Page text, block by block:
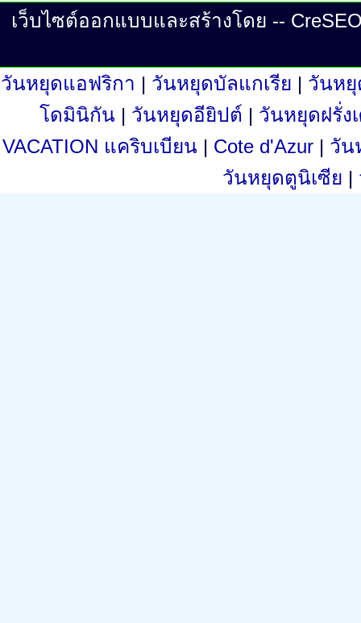
เว็บไซต์ออกแบบและสร้างโดย --
วันหยุดแอฟริกา | วันหยุดบัลแกเรีย | วันหยุ
โดมินิกัน | วันหยุดอียิปต์ | วันหยุดฝรั่ง
VACATION แคริบเบียน | Cote d'Azur | วัน
วันหยุดตูนิเซีย |